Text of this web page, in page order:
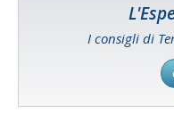
I consigli di